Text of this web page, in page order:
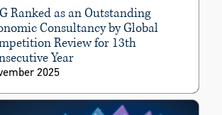
Ranked as an Outstanding
Consultancy by Global
Review for 13th
Year
2025